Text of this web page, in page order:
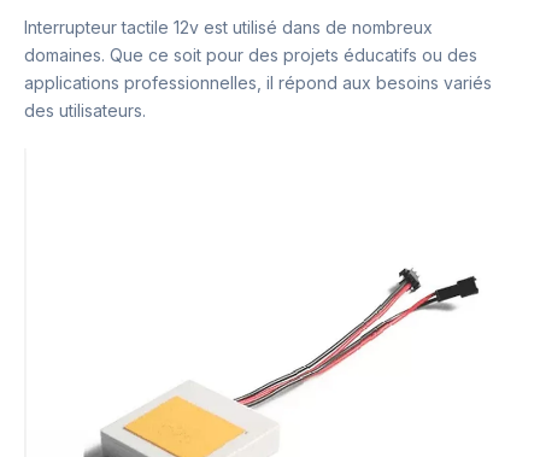
Interrupteur tactile 12v est utilisé dans de nombreux
domaines. Que ce soit pour des projets éducatifs ou des
applications professionnelles, il répond aux besoins variés
des utilisateurs.